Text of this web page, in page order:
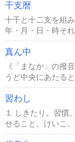
干支暦
十干と十二支を組
年・月・日・時そ
真ん中
《「まなか」の撥
うど中央にあたる
習わし
１ しきたり。習
せること。けいこ